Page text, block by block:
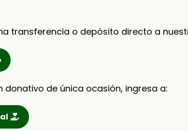
transferencia o depósito directo a
donativo de única ocasión, ingresa a: